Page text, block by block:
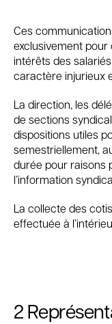
Ces
exclusivement pour
intérêts des
caractère injurieux
La direction, les
de sections
dispositions utiles
semestriellement,
durée pour raisons
l’information
La collecte des
effectuée à
2